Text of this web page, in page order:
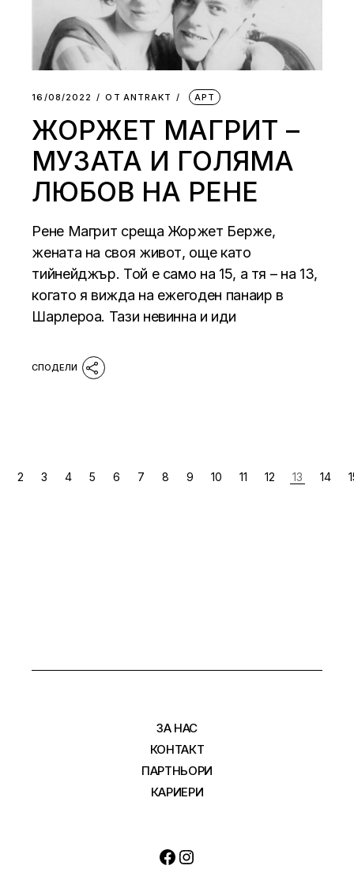
16/08/2022 ОТ АNTRAKT АРТ
ЖОРЖЕТ МАГРИТ –
МУЗАТА И ГОЛЯМА
ЛЮБОВ НА РЕНЕ
Рене Магрит среща Жоржет Берже,
жената на своя живот, още като
тийнейджър. Той е само на 15, а тя – на 13,
когато я вижда на ежегоден панаир в
Шарлероа. Тази невинна и иди
РАЗДЕЛЯНЕ
2 3 4 5 6 7 8 9 10 11 12 13 14
ЗА НАС
КОНТАКТ
ПАРТНЬОРИ
КАРИЕРИ
Facebook
Instagram